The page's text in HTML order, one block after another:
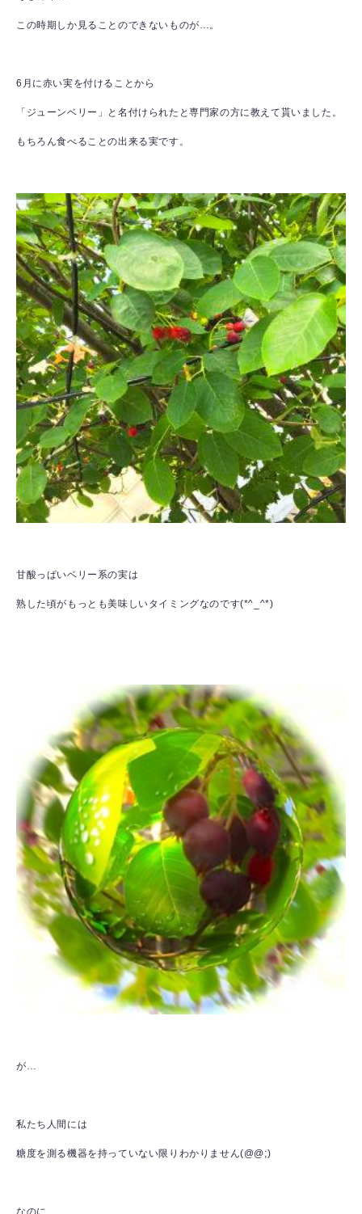
この時期しか見ることのできないものが…。
6月に赤い実を付けることから
「ジューンベリー」と名付けられたと専門家の方に教えて貰いました。
もちろん食べることの出来る実です。
甘酸っぱいベリー系の実は
熟した頃がもっとも美味しいタイミングなのです(*^_^*)
が…
私たち人間には
糖度を測る機器を持っていない限りわかりません(@@;)
なのに…